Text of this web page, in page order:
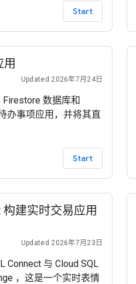
服务，您的
定价方案
Start
用
Updated 2026年7月24日
Firestore 数据库和
办事项应用，并将其直
Start
建实时交易应用
Updated 2026年7月23日
Connect 与 Cloud SQL
，这是一个实时表情